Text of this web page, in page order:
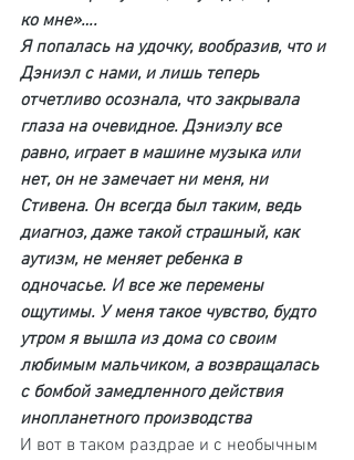
ко мне»….
Я попалась на удочку, вообразив, что и
Дэниэл с нами, и лишь теперь
отчетливо осознала, что закрывала
глаза на очевидное. Дэниэлу все
равно, играет в машине музыка или
нет, он не замечает ни меня, ни
Стивена. Он всегда был таким, ведь
диагноз, даже такой страшный, как
аутизм, не меняет ребенка в
одночасье. И все же перемены
ощутимы. У меня такое чувство, будто
утром я вышла из дома со своим
любимым мальчиком, а возвращалась
с бомбой замедленного действия
инопланетного производства
И вот в таком раздрае и с необычным